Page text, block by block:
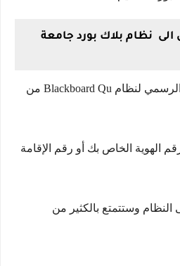
نظام بلاك بورد جامعة
1- قم بالدخول الى الموقع الرسمي لنظام Blackboard Qu من
الهوية الخاص بك أو رقم الإقامة
النظام وستتمتع بالكثير من